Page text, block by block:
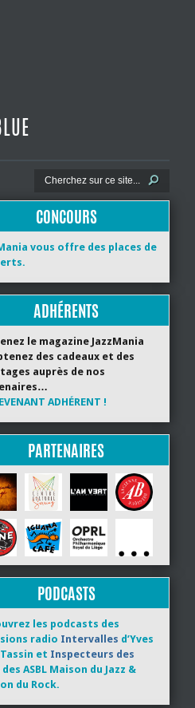
CONCOURS
vous offre des places de
ADHÉRENTS
le magazine JazzMania
des cadeaux et des
auprès de nos
ADHÉRENT !
PARTENAIRES
PODCASTS
les podcasts des
radio Intervalles d’Yves
Tassin et Inspecteurs des
des ASBL Maison du Jazz &
du Rock.